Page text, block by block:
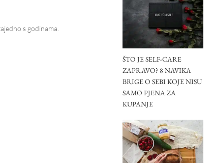
s godinama.
ŠTO JE SELF-CARE
ZAPRAVO? 8 NAVIKA
BRIGE O SEBI KOJE NISU
SAMO PJENA ZA
KUPANJE